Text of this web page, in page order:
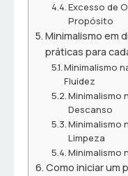
Excesso de
Propósito
Minimalismo em
práticas para
Minimalismo
Fluidez
Minimalismo
Descanso
Minimalismo
Limpeza
Minimalismo
Como iniciar um